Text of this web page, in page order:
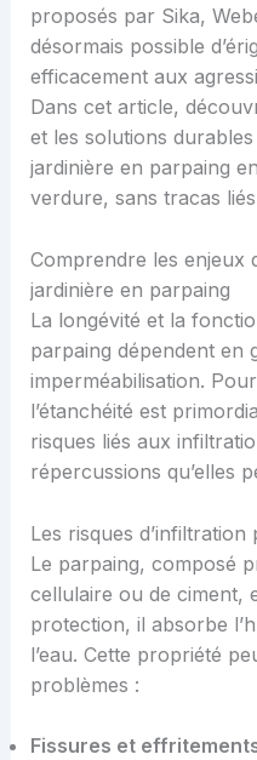
proposés par Sika,
désormais possible
efficacement aux
Dans cet article,
et les solutions
jardinière en parpaing
verdure, sans tracas
Comprendre les enjeux
jardinière en parpaing
La longévité et la
parpaing dépendent en
imperméabilisation.
l’étanchéité est
risques liés aux
répercussions qu’elles
Les risques
Le parpaing, composé
cellulaire ou de ciment,
protection, il absorbe
l’eau. Cette propriété
problèmes :
Fissures et